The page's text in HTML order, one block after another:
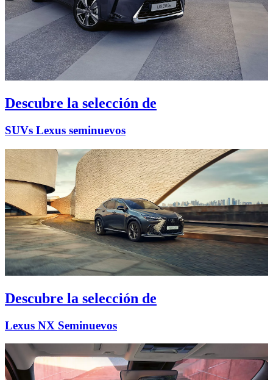
Descubre la selección de
SUVs Lexus seminuevos
Descubre la selección de
Lexus NX Seminuevos